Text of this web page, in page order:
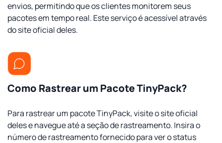
envios, permitindo que os clientes monitorem seus
pacotes em tempo real. Este serviço é acessível através
do site oficial deles.
Como Rastrear um Pacote TinyPack?
Para rastrear um pacote TinyPack, visite o site oficial
deles e navegue até a seção de rastreamento. Insira o
número de rastreamento fornecido para ver o status